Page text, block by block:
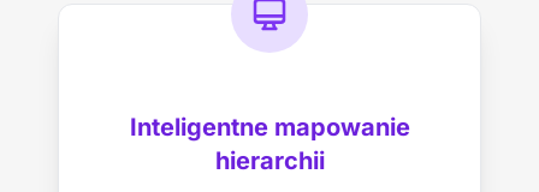
Inteligentne mapowanie
hierarchii